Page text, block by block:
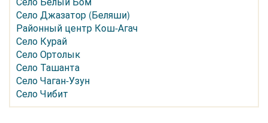
Село Джазатор (Беляши)
Районный центр Кош-Агач
Село Курай
Село Ортолык
Село Ташанта
Село Чаган-Узун
Село Чибит